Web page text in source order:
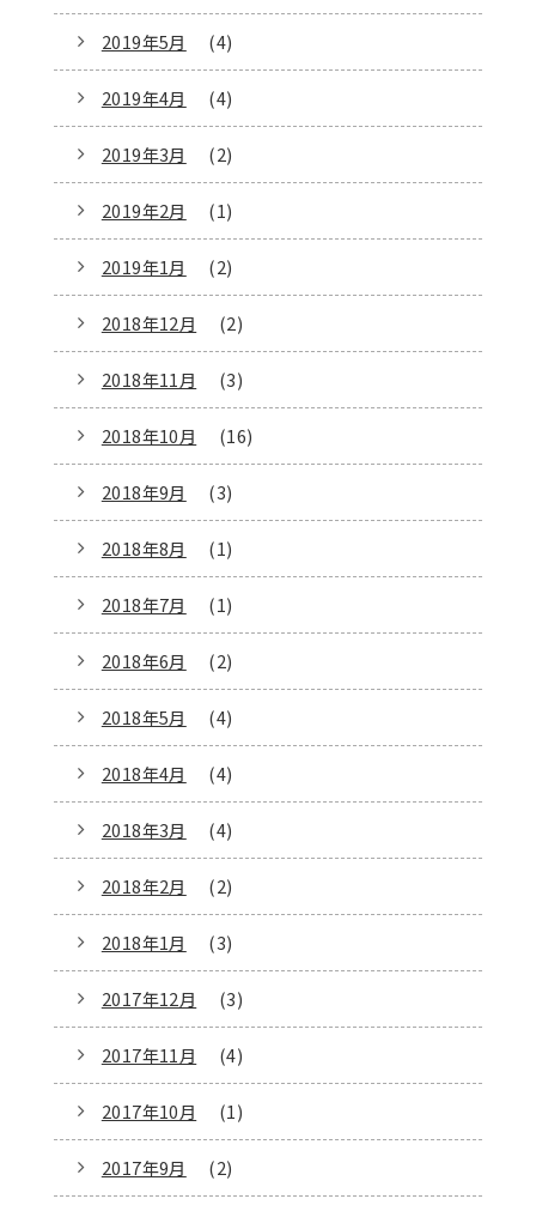
2019年5月 (4)
2019年4月 (4)
2019年3月 (2)
2019年2月 (1)
2019年1月 (2)
2018年12月 (2)
2018年11月 (3)
2018年10月 (16)
2018年9月 (3)
2018年8月 (1)
2018年7月 (1)
2018年6月 (2)
2018年5月 (4)
2018年4月 (4)
2018年3月 (4)
2018年2月 (2)
2018年1月 (3)
2017年12月 (3)
2017年11月 (4)
2017年10月 (1)
2017年9月 (2)